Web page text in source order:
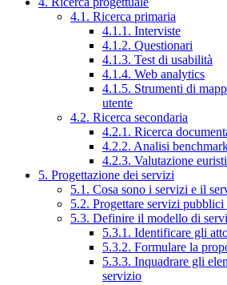
4.1. Ricerca primaria
4.1.1. Interviste
4.1.2. Questionari
4.1.3. Test di usabilità
4.1.4. Web analytics
4.1.5. Strumenti di
utente
4.2. Ricerca secondaria
4.2.1. Ricerca
4.2.2. Analisi
4.2.3. Valutazione
5. Progettazione dei servizi
5.1. Cosa sono i servizi e il
5.2. Progettare servizi
5.3. Definire il modello di
5.3.1. Identificare gli
5.3.2. Formulare la
5.3.3. Inquadrare gli
servizio